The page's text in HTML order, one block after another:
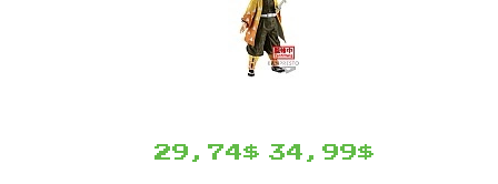
29,74$ 34,99$